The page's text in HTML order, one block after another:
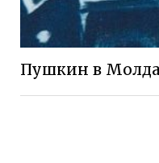
Пушкин в